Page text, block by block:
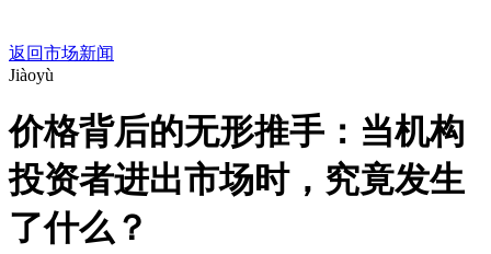
返回市场新闻
Jiàoyù
价格背后的无形推手：当机构
投资者进出市场时，究竟发生
了什么？